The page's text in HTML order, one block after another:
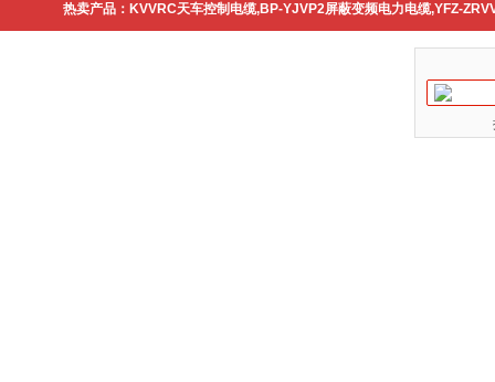
热卖产品： KVVRC天车控制电缆,BP-YJVP2屏蔽变频电力电缆,YFZ-